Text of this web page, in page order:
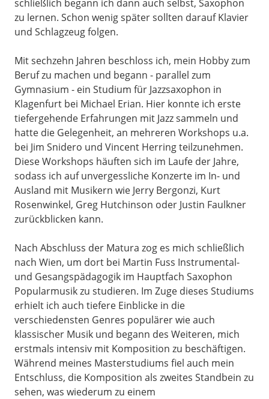
schließlich begann ich dann auch selbst, Saxophon
zu lernen. Schon wenig später sollten darauf Klavier
und Schlagzeug folgen.
Mit sechzehn Jahren beschloss ich, mein Hobby zum
Beruf zu machen und begann - parallel zum
Gymnasium - ein Studium für Jazzsaxophon in
Klagenfurt bei Michael Erian. Hier konnte ich erste
tiefergehende Erfahrungen mit Jazz sammeln und
hatte die Gelegenheit, an mehreren Workshops u.a.
bei Jim Snidero und Vincent Herring teilzunehmen.
Diese Workshops häuften sich im Laufe der Jahre,
sodass ich auf unvergessliche Konzerte im In- und
Ausland mit Musikern wie Jerry Bergonzi, Kurt
Rosenwinkel, Greg Hutchinson oder Justin Faulkner
zurückblicken kann.
Nach Abschluss der Matura zog es mich schließlich
nach Wien, um dort bei Martin Fuss Instrumental-
und Gesangspädagogik im Hauptfach Saxophon
Popularmusik zu studieren. Im Zuge dieses Studiums
erhielt ich auch tiefere Einblicke in die
verschiedensten Genres populärer wie auch
klassischer Musik und begann des Weiteren, mich
erstmals intensiv mit Komposition zu beschäftigen.
Während meines Masterstudiums fiel auch mein
Entschluss, die Komposition als zweites Standbein zu
sehen, was wiederum zu einem